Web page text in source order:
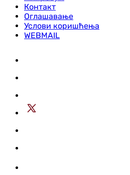
Контакт
Оглашавање
Услови коришћења
WEBMAIL